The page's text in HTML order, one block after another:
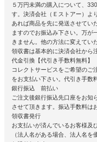
５万円未満の購入について、
す。決済会社（Ｅストアー）よ
あれば商品を先に発送させてい
ますのでお振込み下さい。万が
きません。他の方法に変えてい
領収書は基本的に決済会社から
代金引換【代引き手数料無料】
コレクトサービスをご希望のご
をお支払い下さい。代引き手数
銀行振込 前払い
ご注文後銀行振込先口座をお知
させて頂きます。振込手数料は
領収書発行
お支払いが済んでいるお客様及
（法人名がある場合、法人名